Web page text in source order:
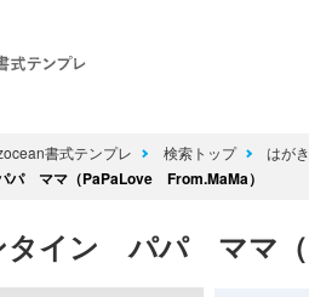
書式テンプレ 検索トップ はが
パ ママ（PaPaLove From.MaMa）
タイン パパ ママ（